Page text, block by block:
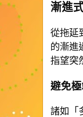
漸進
從拖延
的漸進
指望突
避免
諸如「